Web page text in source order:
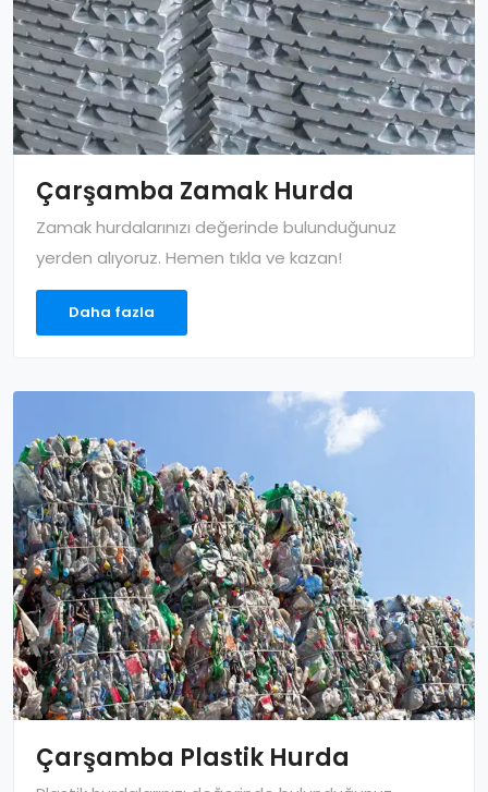
Çarşamba Zamak Hurda
Zamak hurdalarınızı değerinde bulunduğunuz
yerden alıyoruz. Hemen tıkla ve kazan!
Daha fazla
Çarşamba Plastik Hurda